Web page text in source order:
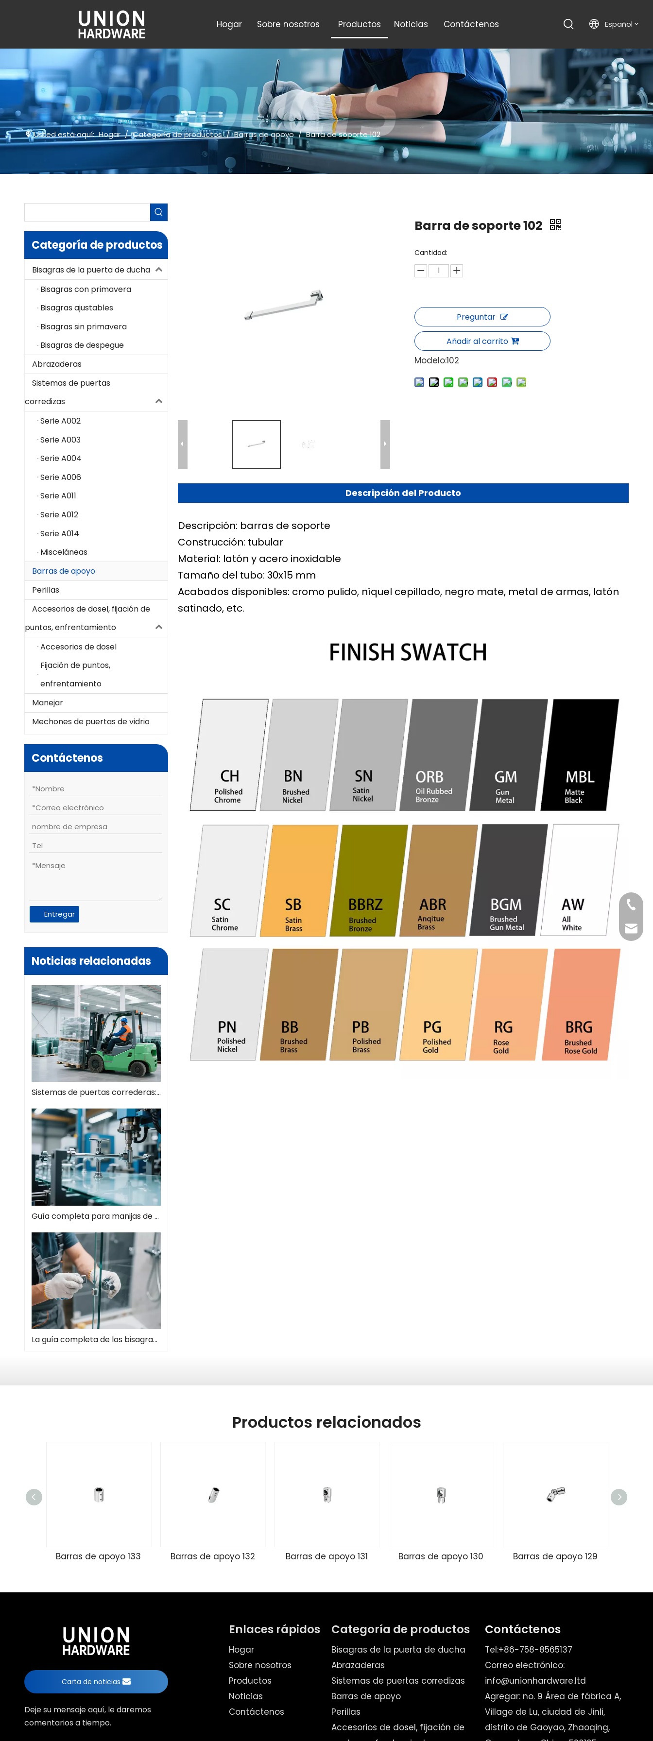
Hogar Sobre nosotros Productos Noticias Contáctenos Español
Usted está aquí: Hogar / Categoría de productos / Barras de apoyo / Barra de soporte 102
Categoría de productos
Bisagras de la puerta de ducha
Bisagras con primavera
Bisagras ajustables
Bisagras sin primavera
Bisagras de despegue
Abrazaderas
Sistemas de puertas
corredizas
Serie A002
Serie A003
Serie A004
Serie A006
Serie A011
Serie A012
Serie A014
Misceláneas
Barras de apoyo
Perillas
Accesorios de dosel, fijación de
puntos, enfrentamiento
Accesorios de dosel
Fijación de puntos,
enfrentamiento
Manejar
Mechones de puertas de vidrio
Contáctenos
Entregar
Noticias relacionadas
Sistemas de puertas correderas: guía completa de soluciones espaciales modernas
Guía completa para manijas de tiros de vidrio: el estilo se encuentra con la función
La guía completa de las bisagras de la puerta de la ducha: tipos, instalación y mantenimiento
Barra de soporte 102
Cantidad:
Preguntar
Añadir al carrito
Modelo:102
Descripción del Producto
Descripción: barras de soporte
Construcción: tubular
Material: latón y acero inoxidable
Tamaño del tubo: 30x15 mm
Acabados disponibles: cromo pulido, níquel cepillado, negro mate, metal de armas, latón
satinado, etc.
Productos relacionados
Barras de apoyo 133 Barras de apoyo 132 Barras de apoyo 131 Barras de apoyo 130 Barras de apoyo 129
Carta de noticias
Deje su mensaje aquí, le daremos
comentarios a tiempo.
Enlaces rápidos
Hogar
Sobre nosotros
Productos
Noticias
Contáctenos
Categoría de productos
Bisagras de la puerta de ducha
Abrazaderas
Sistemas de puertas corredizas
Barras de apoyo
Perillas
Accesorios de dosel, fijación de
Contáctenos
Tel:+86-758-8565137
Correo electrónico:
info@unionhardware.ltd
Agregar: no. 9 Área de fábrica A,
Village de Lu, ciudad de Jinli,
distrito de Gaoyao, Zhaoqing,
Tel
Email